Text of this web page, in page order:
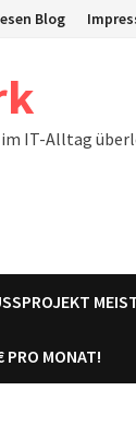
Blog
IT-Alltag
PRO MONAT!